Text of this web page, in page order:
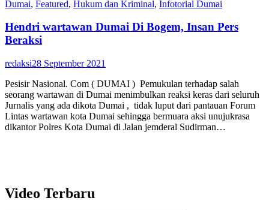
Dumai, Featured, Hukum dan Kriminal, Infotorial Dumai
Hendri wartawan Dumai Di Bogem, Insan Pers
Beraksi
redaksi28 September 2021
Pesisir Nasional. Com ( DUMAI ) Pemukulan terhadap salah
seorang wartawan di Dumai menimbulkan reaksi keras dari seluruh
Jurnalis yang ada dikota Dumai , tidak luput dari pantauan Forum
Lintas wartawan kota Dumai sehingga bermuara aksi unujukrasa
dikantor Polres Kota Dumai di Jalan jemderal Sudirman…
Video Terbaru